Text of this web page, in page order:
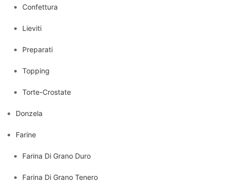
Confettura
Lieviti
Preparati
Topping
Torte-Crostate
Donzela
Farine
Farina Di Grano Duro
Farina Di Grano Tenero